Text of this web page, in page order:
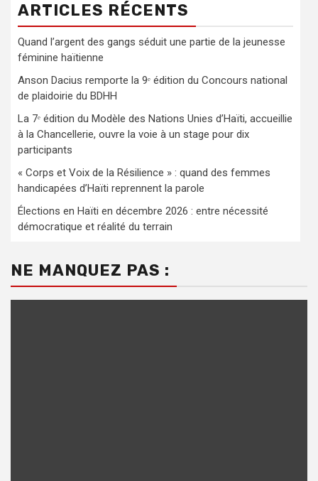
ARTICLES RÉCENTS
Quand l’argent des gangs séduit une partie de la jeunesse
féminine haïtienne
Anson Dacius remporte la 9ᵉ édition du Concours national
de plaidoirie du BDHH
La 7ᵉ édition du Modèle des Nations Unies d’Haïti, accueillie
à la Chancellerie, ouvre la voie à un stage pour dix
participants
« Corps et Voix de la Résilience » : quand des femmes
handicapées d’Haïti reprennent la parole
Élections en Haïti en décembre 2026 : entre nécessité
démocratique et réalité du terrain
NE MANQUEZ PAS :